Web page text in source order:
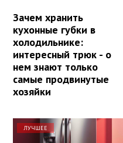
Зачем хранить
кухонные губки в
холодильнике:
интересный трюк - о
нем знают только
самые продвинутые
хозяйки
ЛУЧШЕЕ